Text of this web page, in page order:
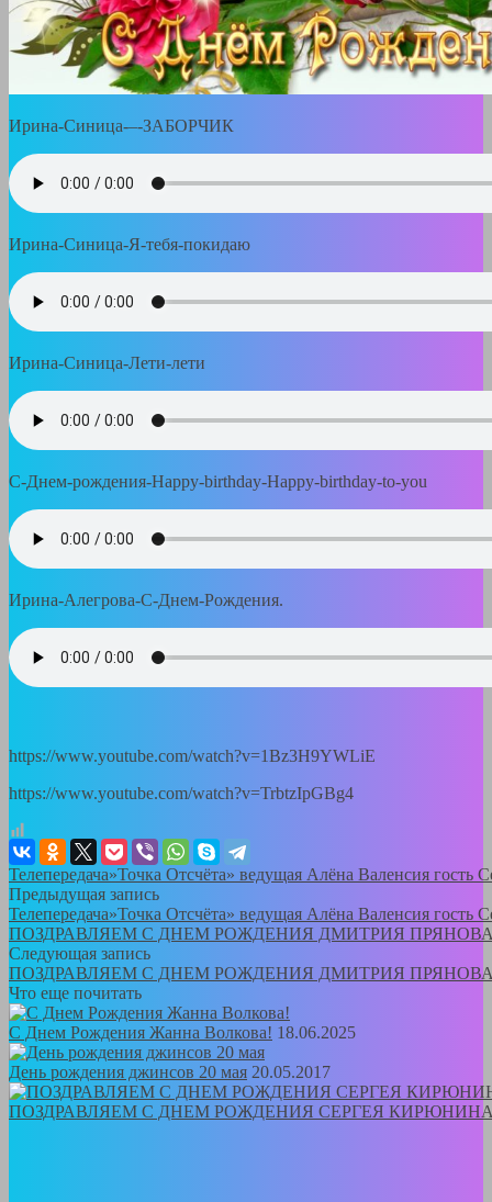
Ирина-Синица-–-ЗАБОРЧИК
Ирина-Синица-Я-тебя-покидаю
Ирина-Синица-Лети-лети
C-Днем-рождения-Happy-birthday-Happy-birthday-to-you
Ирина-Алегрова-С-Днем-Рождения.
https://www.youtube.com/watch?v=1Bz3H9YWLiE
https://www.youtube.com/watch?v=TrbtzIpGBg4
Телепередача»Точка Отсчёта» ведущая Алёна Валенсия гость
Предыдущая запись
Телепередача»Точка Отсчёта» ведущая Алёна Валенсия гость
ПОЗДРАВЛЯЕМ С ДНЕМ РОЖДЕНИЯ ДМИТРИЯ
Следующая запись
ПОЗДРАВЛЯЕМ С ДНЕМ РОЖДЕНИЯ ДМИТРИЯ
Что еще почитать
С Днем Рождения Жанна Волкова! 18.06.2025
День рождения джинсов 20 мая 20.05.2017
ПОЗДРАВЛЯЕМ С ДНЕМ РОЖДЕНИЯ СЕРГЕЯ